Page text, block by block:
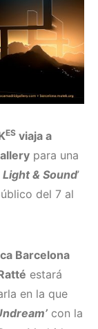
ES viaja a
para una
& Sound’
del 7 al
Barcelona
estará
en la que
con la